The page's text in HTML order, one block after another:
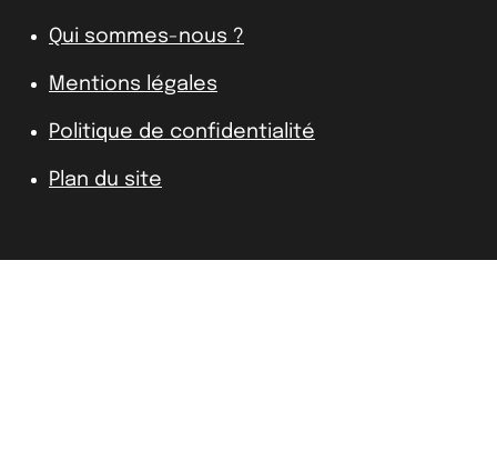
Qui sommes-nous ?
Mentions légales
Politique de confidentialité
Plan du site